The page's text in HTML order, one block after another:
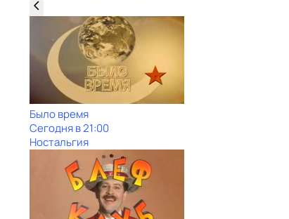
Было время
Сегодня в 21:00
Ностальгия